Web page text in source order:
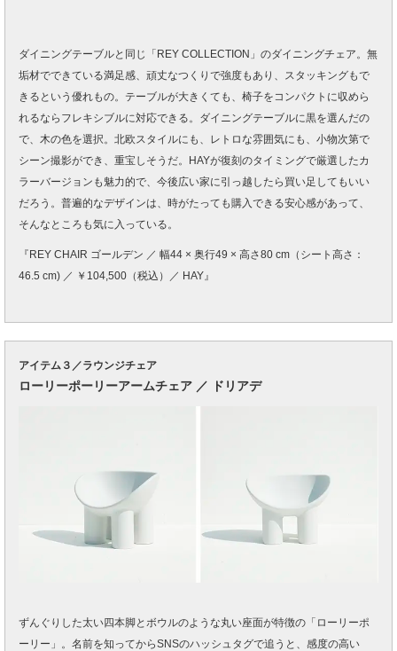
ダイニングテーブルと同じ「REY COLLECTION」のダイニングチェア。無
垢材でできている満足感、頑丈なつくりで強度もあり、スタッキングもで
きるという優れもの。テーブルが大きくても、椅子をコンパクトに収めら
れるならフレキシブルに対応できる。ダイニングテーブルに黒を選んだの
で、木の色を選択。北欧スタイルにも、レトロな雰囲気にも、小物次第で
シーン撮影ができ、重宝しそうだ。HAYが復刻のタイミングで厳選したカ
ラーバージョンも魅力的で、今後広い家に引っ越したら買い足してもいい
だろう。普遍的なデザインは、時がたっても購入できる安心感があって、
そんなところも気に入っている。
『REY CHAIR ゴールデン ／ 幅44 × 奥行49 × 高さ80 cm（シート高さ：
46.5 cm) ／ ￥104,500（税込）／ HAY』
アイテム３／ラウンジチェア
ローリーポーリーアームチェア ／ ドリアデ
ずんぐりした太い四本脚とボウルのような丸い座面が特徴の「ローリーポ
ーリー」。名前を知ってからSNSのハッシュタグで追うと、感度の高い